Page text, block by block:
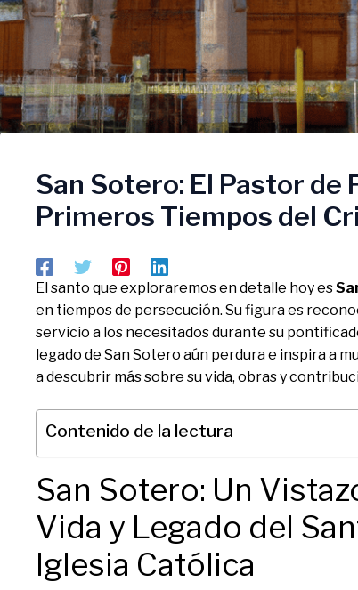
San Sotero: El Pastor de
Primeros Tiempos del
El santo que exploraremos en detalle hoy es
en tiempos de persecución. Su figura es
servicio a los necesitados durante su
legado de San Sotero aún perdura e inspira a
a descubrir más sobre su vida, obras y
Contenido de la lectura
San Sotero: Un
Vida y Legado del
Iglesia Católica